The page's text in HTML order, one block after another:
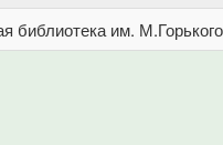
библиотека им.